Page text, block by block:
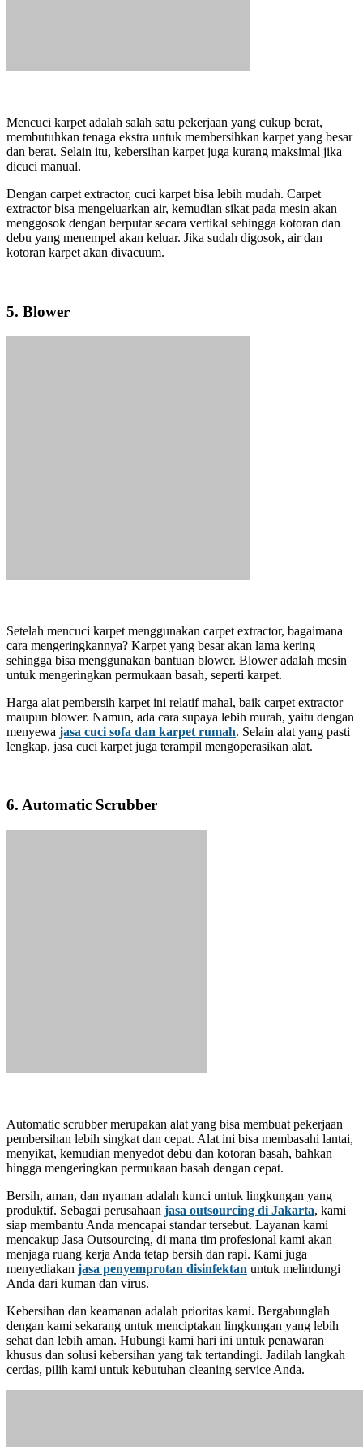
Mencuci karpet adalah salah satu pekerjaan yang cukup berat,
membutuhkan tenaga ekstra untuk membersihkan karpet yang besar
dan berat. Selain itu, kebersihan karpet juga kurang maksimal jika
dicuci manual.
Dengan carpet extractor, cuci karpet bisa lebih mudah. Carpet
extractor bisa mengeluarkan air, kemudian sikat pada mesin akan
menggosok dengan berputar secara vertikal sehingga kotoran dan
debu yang menempel akan keluar. Jika sudah digosok, air dan
kotoran karpet akan divacuum.
5. Blower
Setelah mencuci karpet menggunakan carpet extractor, bagaimana
cara mengeringkannya? Karpet yang besar akan lama kering
sehingga bisa menggunakan bantuan blower. Blower adalah mesin
untuk mengeringkan permukaan basah, seperti karpet.
Harga alat pembersih karpet ini relatif mahal, baik carpet extractor
maupun blower. Namun, ada cara supaya lebih murah, yaitu dengan
menyewa jasa cuci sofa dan karpet rumah. Selain alat yang pasti
lengkap, jasa cuci karpet juga terampil mengoperasikan alat.
6. Automatic Scrubber
Automatic scrubber merupakan alat yang bisa membuat pekerjaan
pembersihan lebih singkat dan cepat. Alat ini bisa membasahi lantai,
menyikat, kemudian menyedot debu dan kotoran basah, bahkan
hingga mengeringkan permukaan basah dengan cepat.
Bersih, aman, dan nyaman adalah kunci untuk lingkungan yang
produktif. Sebagai perusahaan jasa outsourcing di Jakarta, kami
siap membantu Anda mencapai standar tersebut. Layanan kami
mencakup Jasa Outsourcing, di mana tim profesional kami akan
menjaga ruang kerja Anda tetap bersih dan rapi. Kami juga
menyediakan jasa penyemprotan disinfektan untuk melindungi
Anda dari kuman dan virus.
Kebersihan dan keamanan adalah prioritas kami. Bergabunglah
dengan kami sekarang untuk menciptakan lingkungan yang lebih
sehat dan lebih aman. Hubungi kami hari ini untuk penawaran
khusus dan solusi kebersihan yang tak tertandingi. Jadilah langkah
cerdas, pilih kami untuk kebutuhan cleaning service Anda.